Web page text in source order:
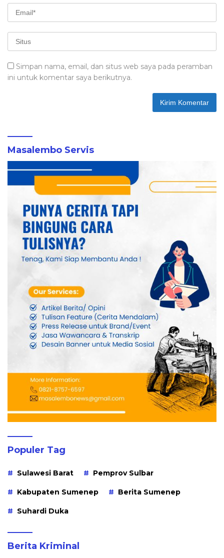
Simpan nama, email, dan situs web saya pada peramban
ini untuk komentar saya berikutnya.
Masalembo Servis
Populer Tag
Sulawesi Barat Pemprov Sulbar
Kabupaten Sumenep Berita Sumenep
Suhardi Duka
Berita Kriminal